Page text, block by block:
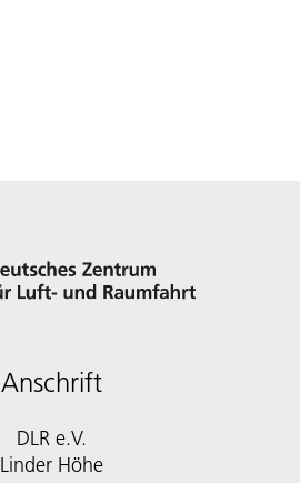
Anschrift
DLR e.V.
Linder Höhe